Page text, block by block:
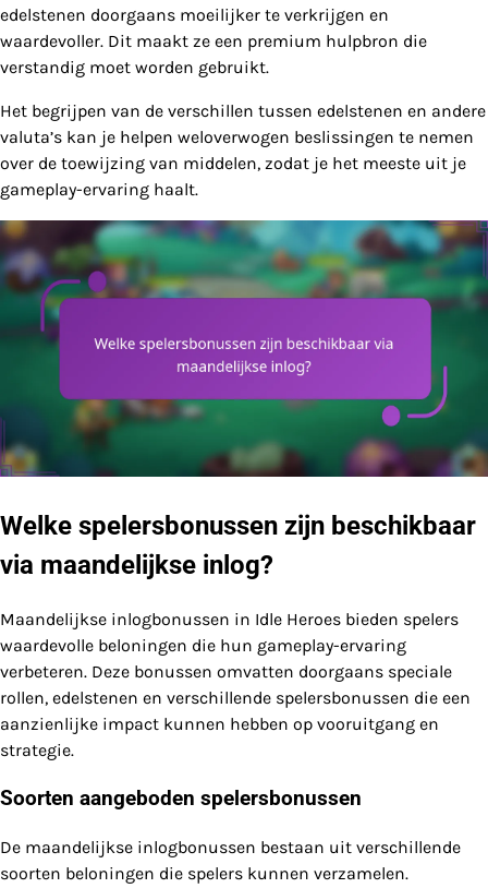
edelstenen doorgaans moeilijker te verkrijgen en
waardevoller. Dit maakt ze een premium hulpbron die
verstandig moet worden gebruikt.
Het begrijpen van de verschillen tussen edelstenen en andere
valuta’s kan je helpen weloverwogen beslissingen te nemen
over de toewijzing van middelen, zodat je het meeste uit je
gameplay-ervaring haalt.
Welke spelersbonussen zijn beschikbaar
via maandelijkse inlog?
Maandelijkse inlogbonussen in Idle Heroes bieden spelers
waardevolle beloningen die hun gameplay-ervaring
verbeteren. Deze bonussen omvatten doorgaans speciale
rollen, edelstenen en verschillende spelersbonussen die een
aanzienlijke impact kunnen hebben op vooruitgang en
strategie.
Soorten aangeboden spelersbonussen
De maandelijkse inlogbonussen bestaan uit verschillende
soorten beloningen die spelers kunnen verzamelen.